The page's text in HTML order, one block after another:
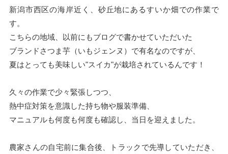
新潟市西区の海岸近く、砂丘地にあるすいか畑での作業で
す。
こちらの地域、以前にもブログで書かせていただいた
ブランドさつま芋（いもジェンヌ）で有名なのですが、
夏はとっても美味しい"スイカ"が栽培されているんです！
久々の作業で少々緊張しつつ、
熱中症対策を意識した持ち物や服装準備、
マニュアルも何度も何度も確認し、当日を迎えました。
農家さんの自宅前に集合後、トラックで先導していただき、